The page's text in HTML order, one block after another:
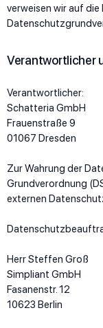
verweisen wir auf
Verantwortlicher
Verantwortlicher:
Schatteria GmbH
Frauenstraße 9
01067 Dresden
Zur Wahrung der
Grundverordnung
externen
Herr Steffen Groß
Simpliant GmbH
Fasanenstr. 12
10623 Berlin